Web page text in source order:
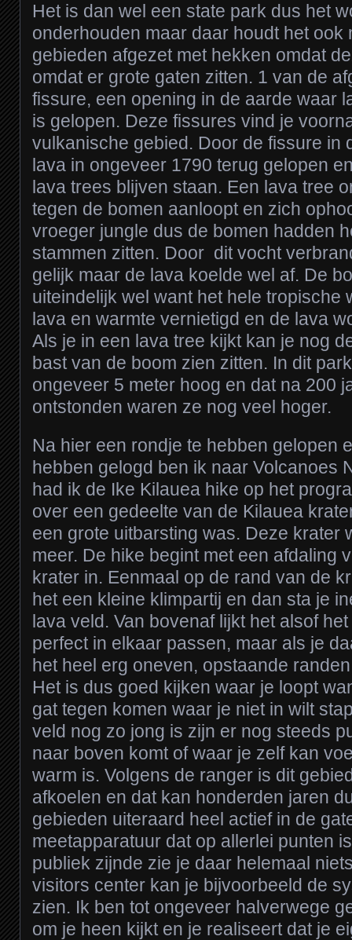
Het is dan wel een state park dus het
onderhouden maar daar houdt het ook
gebieden afgezet met hekken omdat
omdat er grote gaten zitten. 1 van de
fissure, een opening in de aarde waar
is gelopen. Deze fissures vind je
vulkanische gebied. Door de fissure in
lava in ongeveer 1790 terug gelopen
lava trees blijven staan. Een lava tree
tegen de bomen aanloopt en zich
vroeger jungle dus de bomen hadden
stammen zitten. Door dit vocht
gelijk maar de lava koelde wel af. De
uiteindelijk wel want het hele tropische
lava en warmte vernietigd en de lava
Als je in een lava tree kijkt kan je nog
bast van de boom zien zitten. In dit
ongeveer 5 meter hoog en dat na 200
ontstonden waren ze nog veel hoger.
Na hier een rondje te hebben gelopen
hebben gelogd ben ik naar Volcanoes
had ik de Ike Kilauea hike op het
over een gedeelte van de Kilauea
een grote uitbarsting was. Deze krater
meer. De hike begint met een afdaling
krater in. Eenmaal op de rand van de
het een kleine klimpartij en dan sta je
lava veld. Van bovenaf lijkt het alsof
perfect in elkaar passen, maar als je
het heel erg oneven, opstaande
Het is dus goed kijken waar je loopt
gat tegen komen waar je niet in wilt
veld nog zo jong is zijn er nog steeds
naar boven komt of waar je zelf kan
warm is. Volgens de ranger is dit
afkoelen en dat kan honderden jaren
gebieden uiteraard heel actief in de
meetapparatuur dat op allerlei punten
publiek zijnde zie je daar helemaal
visitors center kan je bijvoorbeeld de
zien. Ik ben tot ongeveer halverwege
om je heen kijkt en je realiseert dat je